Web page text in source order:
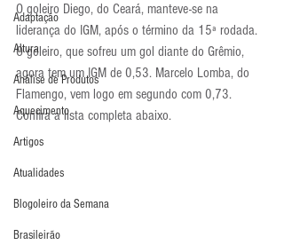
Adaptação
Altura
Análise de Produtos
Aquecimento
Artigos
Atualidades
Blogoleiro da Semana
Brasileirão
O goleiro Diego, do Ceará, manteve-se na
liderança do IGM, após o término da 15ª rodada.
O goleiro, que sofreu um gol diante do Grêmio,
agora tem um IGM de 0,53. Marcelo Lomba, do
Flamengo, vem logo em segundo com 0,73.
Confira a lista completa abaixo.